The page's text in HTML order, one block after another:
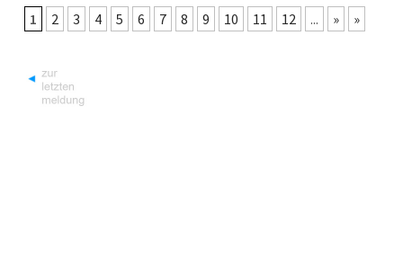
1 2 3 4 5 6 7 8 9 10 11 12 ... » »